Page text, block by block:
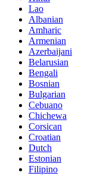
Lao
Albanian
Amharic
Armenian
Azerbaijani
Belarusian
Bengali
Bosnian
Bulgarian
Cebuano
Chichewa
Corsican
Croatian
Dutch
Estonian
Filipino